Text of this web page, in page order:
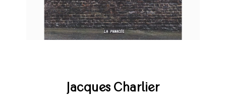
Jacques Charlier